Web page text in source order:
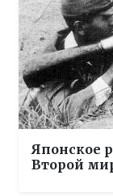
Японское
Второй